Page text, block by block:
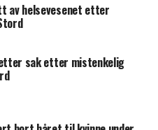
av helsevesenet etter
sak etter mistenkelig